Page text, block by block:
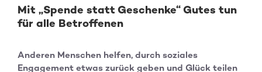
Mit „Spende statt Geschenke“ Gutes tun
für alle Betroffenen
Anderen Menschen helfen, durch soziales
Engagement etwas zurück geben und Glück teilen